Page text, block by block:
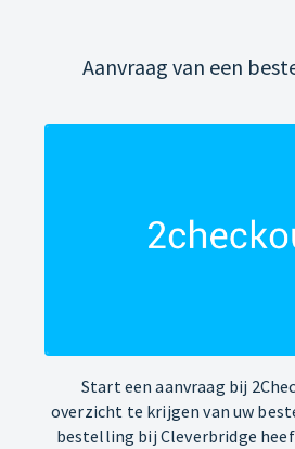
Aanvraag van een
Start een aanvraag bij
overzicht te krijgen van uw
bestelling bij Cleverbridge